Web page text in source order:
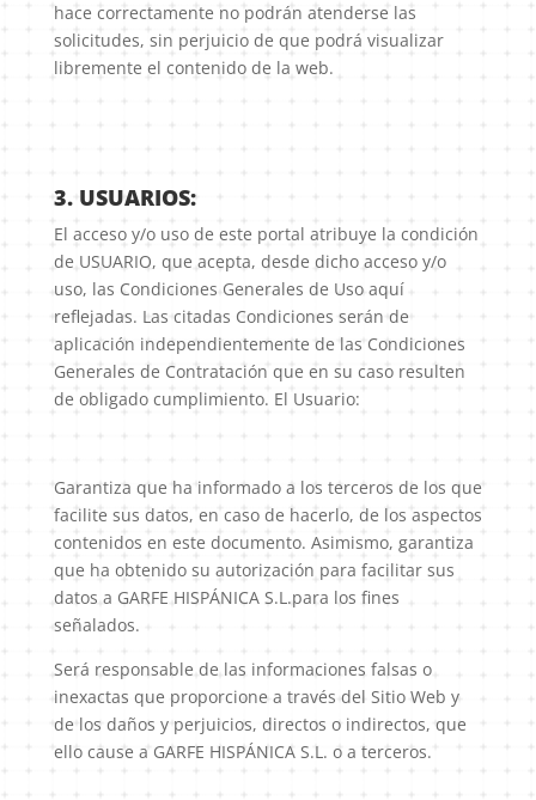
hace correctamente no podrán atenderse las
solicitudes, sin perjuicio de que podrá visualizar
libremente el contenido de la web.
3. USUARIOS:
El acceso y/o uso de este portal atribuye la condición
de USUARIO, que acepta, desde dicho acceso y/o
uso, las Condiciones Generales de Uso aquí
reflejadas. Las citadas Condiciones serán de
aplicación independientemente de las Condiciones
Generales de Contratación que en su caso resulten
de obligado cumplimiento. El Usuario:
Garantiza que ha informado a los terceros de los que
facilite sus datos, en caso de hacerlo, de los aspectos
contenidos en este documento. Asimismo, garantiza
que ha obtenido su autorización para facilitar sus
datos a GARFE HISPÁNICA S.L.para los fines
señalados.
Será responsable de las informaciones falsas o
inexactas que proporcione a través del Sitio Web y
de los daños y perjuicios, directos o indirectos, que
ello cause a GARFE HISPÁNICA S.L. o a terceros.